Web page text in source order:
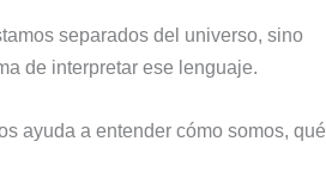
separados del universo, sino
de interpretar ese lenguaje.
ayuda a entender cómo somos, qué